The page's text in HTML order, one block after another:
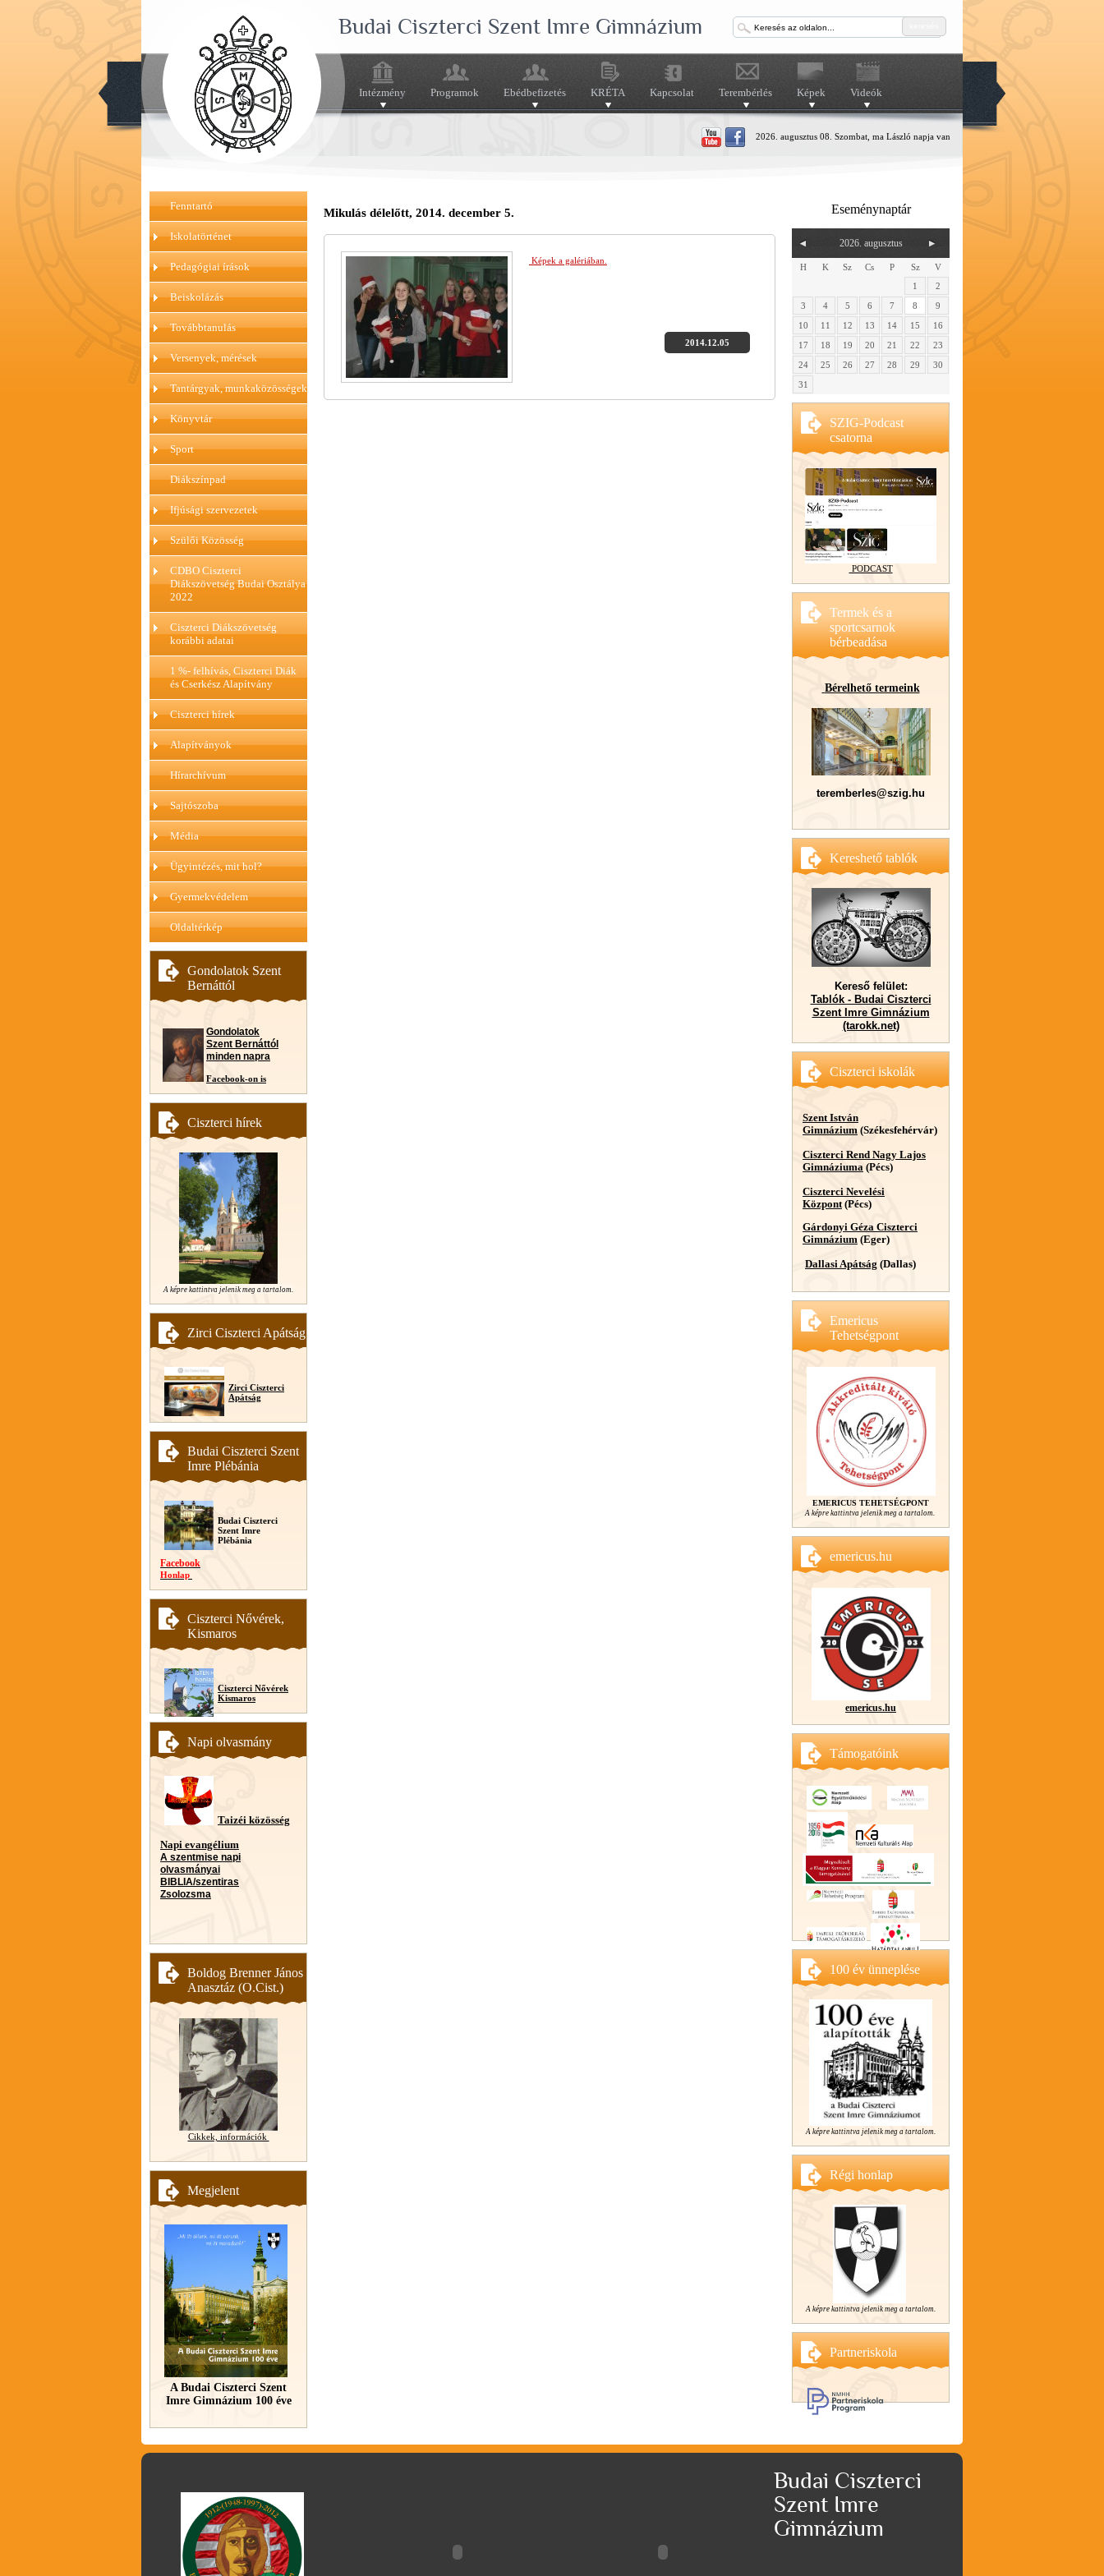
Budai Ciszterci Szent Imre Gimnázium
Intézmény Programok Ebédbefizetés KRÉTA Kapcsolat Terembérlés Képek Videók
2026. augusztus 08. Szombat, ma László napja van
Fenntartó
Iskolatörténet
Pedagógiai írások
Beiskolázás
Továbbtanulás
Versenyek, mérések
Tantárgyak, munkaközösségek
Könyvtár
Sport
Diákszínpad
Ifjúsági szervezetek
Szülői Közösség
CDBO Ciszterci
Diákszövetség Budai Osztálya
2022
Ciszterci Diákszövetség
korábbi adatai
1 %- felhívás, Ciszterci Diák
és Cserkész Alapítvány
Ciszterci hírek
Alapítványok
Hírarchívum
Sajtószoba
Média
Ügyintézés, mit hol?
Gyermekvédelem
Oldaltérkép
Gondolatok Szent
Bernáttól
Gondolatok
Szent Bernáttól
minden napra
Facebook-on is
Ciszterci hírek
A képre kattintva jelenik meg a tartalom.
Zirci Ciszterci Apátság
Zirci Ciszterci
Apátság
Budai Ciszterci Szent
Imre Plébánia
Budai Ciszterci
Szent Imre
Plébánia
Facebook
Honlap
Ciszterci Nővérek,
Kismaros
Ciszterci Nővérek
Kismaros
Napi olvasmány
Taizéi közösség
Napi evangélium
A szentmise napi
olvasmányai
BIBLIA/szentiras
Zsolozsma
Boldog Brenner János
Anasztáz (O.Cist.)
Cikkek, információk
Megjelent
A Budai Ciszterci Szent
Imre Gimnázium 100 éve
Mikulás délelőtt, 2014. december 5.
Képek a galériában.
2014.12.05
Eseménynaptár
2026. augusztus
H K Sz Cs P Sz
V
1
2
3
4 5 6 7 8
9
10
11 12 13 14 15
16
17
18 19 20 21 22
23
24
25 26 27 28 29
30
31
SZIG-Podcast
csatorna
PODCAST
Termek és a
sportcsarnok
bérbeadása
Bérelhető termeink
teremberles@szig.hu
Kereshető tablók
Kereső felület:
Tablók - Budai Ciszterci
Szent Imre Gimnázium
(tarokk.net)
Ciszterci iskolák
Szent István
Gimnázium (Székesfehérvár)
Ciszterci Rend Nagy Lajos
Gimnáziuma (Pécs)
Ciszterci Nevelési
Központ(Pécs)
Gárdonyi Géza Ciszterci
Gimnázium (Eger)
Dallasi Apátság (Dallas)
Emericus
Tehetségpont
EMERICUS TEHETSÉGPONT
A képre kattintva jelenik meg a tartalom.
emericus.hu
emericus.hu
Támogatóink
100 év ünneplése
A képre kattintva jelenik meg a tartalom.
Régi honlap
A képre kattintva jelenik meg a tartalom.
Partneriskola
Budai Ciszterci
Szent Imre
Gimnázium